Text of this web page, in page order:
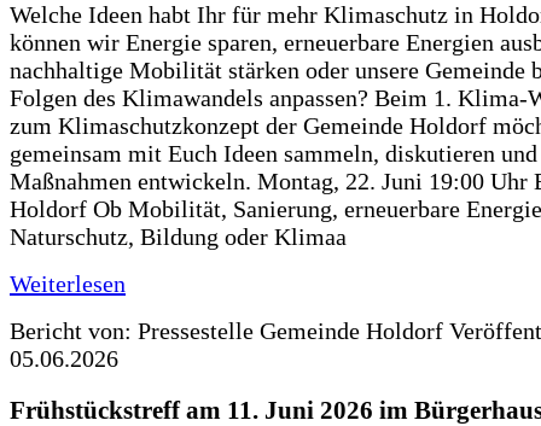
Welche Ideen habt Ihr für mehr Klimaschutz in
können wir Energie sparen, erneuerbare Energien
nachhaltige Mobilität stärken oder unsere Gemeinde
Folgen des Klimawandels anpassen? Beim 1. Klima-
zum Klimaschutzkonzept der Gemeinde Holdorf
gemeinsam mit Euch Ideen sammeln, diskutieren
Maßnahmen entwickeln. Montag, 22. Juni 19:00 Uhr
Holdorf Ob Mobilität, Sanierung, erneuerbare
Naturschutz, Bildung oder Klimaa
Weiterlesen
Bericht von: Pressestelle Gemeinde Holdorf
05.06.2026
Frühstückstreff am 11. Juni 2026 im